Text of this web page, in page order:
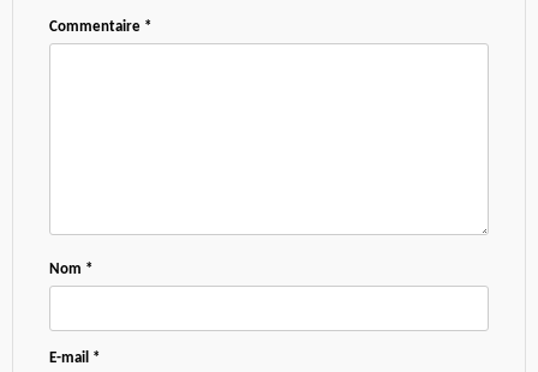
Commentaire *
Nom *
E-mail *